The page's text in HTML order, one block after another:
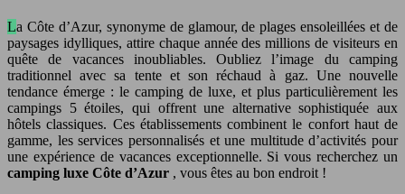
La Côte d’Azur, synonyme de glamour, de plages ensoleillées et de
paysages idylliques, attire chaque année des millions de visiteurs en
quête de vacances inoubliables. Oubliez l’image du camping
traditionnel avec sa tente et son réchaud à gaz. Une nouvelle
tendance émerge : le camping de luxe, et plus particulièrement les
campings 5 étoiles, qui offrent une alternative sophistiquée aux
hôtels classiques. Ces établissements combinent le confort haut de
gamme, les services personnalisés et une multitude d’activités pour
une expérience de vacances exceptionnelle. Si vous recherchez un
camping luxe Côte d’Azur , vous êtes au bon endroit !